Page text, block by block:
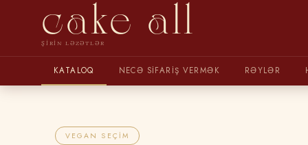
cake all
ŞIRIN LƏZƏTLƏR
KATALOQ NECƏ SIFARIŞ VERMƏK RƏYLƏR
VEGAN SEÇIM